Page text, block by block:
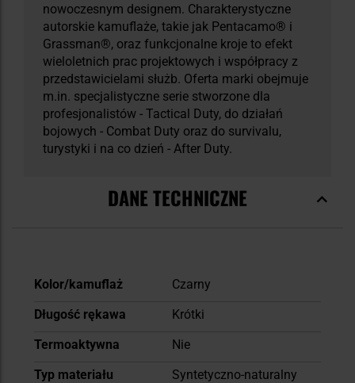
nowoczesnym designem. Charakterystyczne
autorskie kamuflaże, takie jak Pentacamo® i
Grassman®, oraz funkcjonalne kroje to efekt
wieloletnich prac projektowych i współpracy z
przedstawicielami służb. Oferta marki obejmuje
m.in. specjalistyczne serie stworzone dla
profesjonalistów - Tactical Duty, do działań
bojowych - Combat Duty oraz do survivalu,
turystyki i na co dzień - After Duty.
DANE TECHNICZNE
Więcej
Kolor/kamuflaż
Czarny
Długość rękawa
Krótki
Termoaktywna
Nie
Typ materiału
Syntetyczno-naturalny